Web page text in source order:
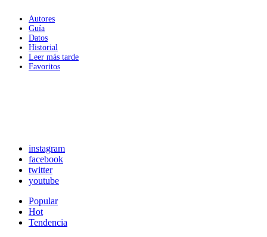
Autores
Guía
Datos
Historial
Leer más tarde
Favoritos
instagram
facebook
twitter
youtube
Popular
Hot
Tendencia